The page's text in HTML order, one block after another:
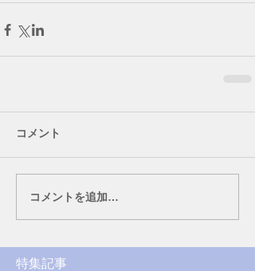
コメント
コメントを追加…
特集記事